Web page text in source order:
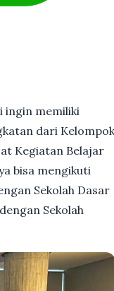
ingin memiliki
dari
Kegiatan Belajar
bisa mengikuti
Sekolah Dasar
Sekolah